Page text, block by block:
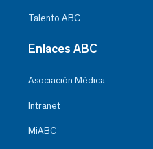
Talento ABC
Enlaces ABC
Asociación Médica
Intranet
MiABC